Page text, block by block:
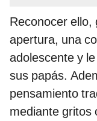
Reconocer ello,
apertura, una
adolescente y
sus papás.
pensamiento
mediante gritos